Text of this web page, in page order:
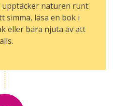
naturen runt
simma, läsa en bok i
eller bara njuta av att